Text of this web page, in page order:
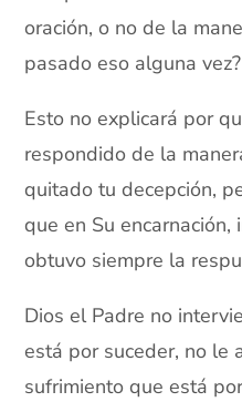
oración, o no de la
pasado eso alguna vez?
Esto no explicará por
respondido de la
quitado tu decepción,
que en Su encarnación,
obtuvo siempre la
Dios el Padre no
está por suceder, no le
sufrimiento que está